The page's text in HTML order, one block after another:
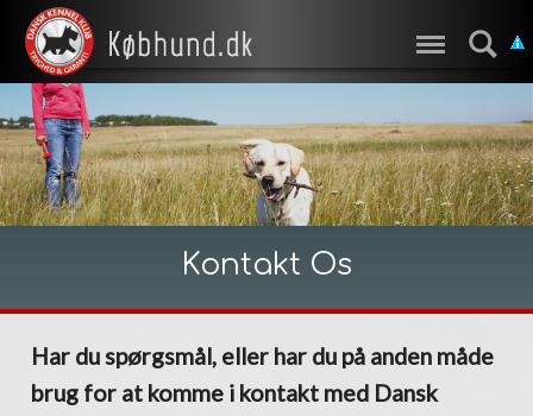
Kontakt Os
Har du spørgsmål, eller har du på anden måde
brug for at komme i kontakt med Dansk